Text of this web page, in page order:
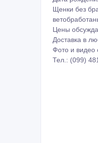
Щенки без
Цены
Доставка в
Фото и видео
Тел.: (099)